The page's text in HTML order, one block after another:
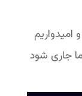
امیدواریم
جاری شود